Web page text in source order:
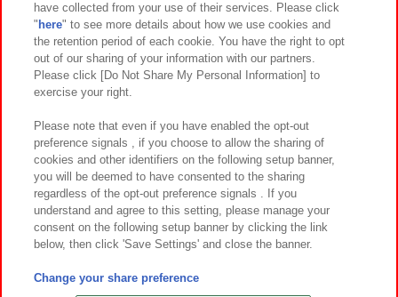
関連会社 サステナビリティ サイトポリシー
プライバシーポリシー ウェブアクセシビリティ方針と検証結果
お取引先さまとともに
カスタマーハラスメント対応方針 よくあるご質問・お問い合わせ
©Bandai Namco Amusement Inc.
©Bandai Namco Amusement Lab Inc.
have collected from your use of their services. Please click
" here" to see more details about how we use cookies and
the retention period of each cookie. You have the right to opt
out of our sharing of your information with our partners.
Please click [Do Not Share My Personal Information] to
exercise your right.
Please note that even if you have enabled the opt-out
preference signals , if you choose to allow the sharing of
cookies and other identifiers on the following setup banner,
you will be deemed to have consented to the sharing
regardless of the opt-out preference signals . If you
understand and agree to this setting, please manage your
consent on the following setup banner by clicking the link
below, then click 'Save Settings' and close the banner.
Change your share preference